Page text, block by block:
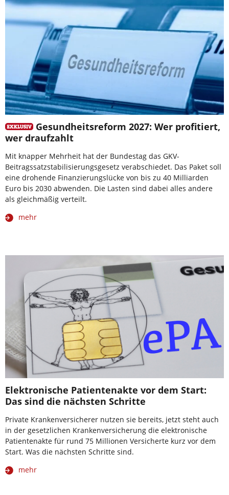
Gesundheitsreform 2027: Wer profitiert,
wer draufzahlt
Mit knapper Mehrheit hat der Bundestag das GKV-
Beitragssatzstabilisierungsgesetz verabschiedet. Das Paket soll
eine drohende Finanzierungslücke von bis zu 40 Milliarden
Euro bis 2030 abwenden. Die Lasten sind dabei alles andere
als gleichmäßig verteilt.
mehr
Elektronische Patientenakte vor dem Start:
Das sind die nächsten Schritte
Private Krankenversicherer nutzen sie bereits, jetzt steht auch
in der gesetzlichen Krankenversicherung die elektronische
Patientenakte für rund 75 Millionen Versicherte kurz vor dem
Start. Was die nächsten Schritte sind.
mehr